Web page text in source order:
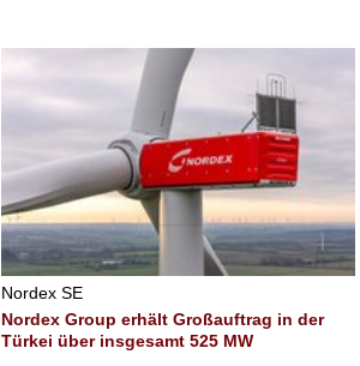
Nordex SE
Nordex Group erhält Großauftrag in der
Türkei über insgesamt 525 MW